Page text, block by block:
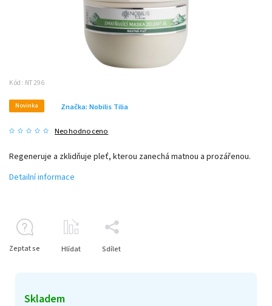
Kód: NT296
Novinka
Neohodnoceno
Značka: Nobilis Tilia
Skladem
Regeneruje a zklidňuje pleť, kterou zanechá matnou a prozářenou.
Detailní informace
Zeptat se Hlídat Sdílet